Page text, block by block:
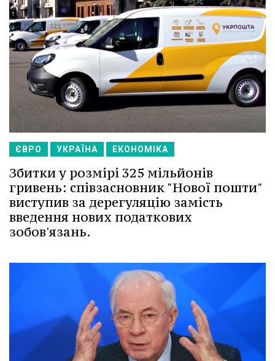
ЄВРО УКРАЇНА ЕКОНОМІКА
Збитки у розмірі 325 мільйонів
гривень: співзасновник "Нової пошти"
виступив за дерегуляцію замість
введення нових податкових
зобов'язань.